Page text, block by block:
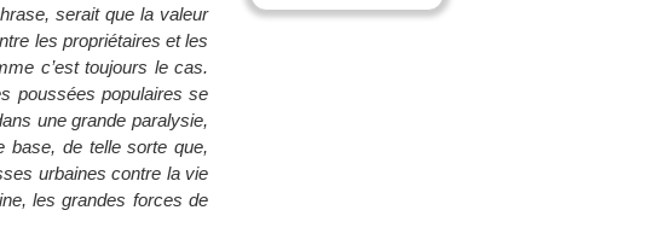
serait que la valeur
les propriétaires et les
c’est toujours le cas.
poussées populaires se
une grande paralysie,
base, de telle sorte que,
urbaines contre la vie
les grandes forces de